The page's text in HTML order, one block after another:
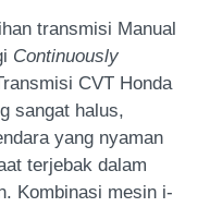
transmisi Manual
Continuously
CVT Honda
sangat halus,
yang nyaman
terjebak dalam
Kombinasi mesin i-